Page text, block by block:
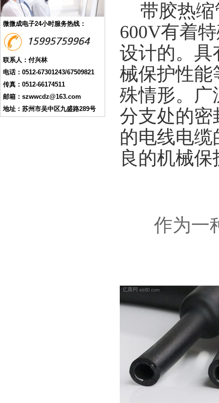
微微成电子24小时服务热线：
联系人：付兴林
电话：0512-67301243/67509821
传真：0512-66174511
邮箱：szwwcdz@163.com
地址：苏州市吴中区九盛路289号
带胶热
600V有着
设计的。具
械保护性能
殊情形。广
分支处的密
的电线电
良的机械
作为一种